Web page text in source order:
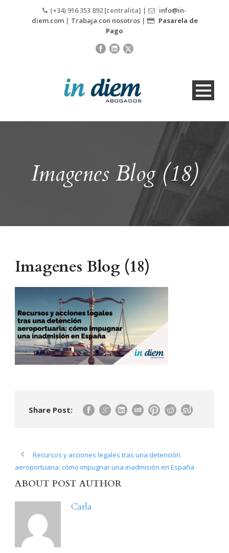
(+34) 916 353 892 [centralita] |
info@in-
diem.com| Trabaja con nosotros|
Pasarela de
Pago
Imagenes Blog (18)
Imagenes Blog (18)
Share Post:
Recursos y acciones legales tras una detención
aeroportuaria: cómo impugnar una inadmisión en España
ABOUT POST AUTHOR
Carla